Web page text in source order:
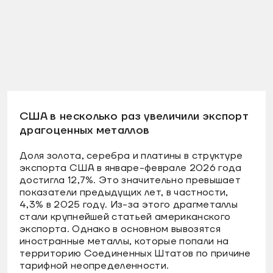
США в несколько раз увеличили экспорт
драгоценных металлов
Доля золота, серебра и платины в структуре
экспорта США в январе-феврале 2026 года
достигла 12,7%. Это значительно превышает
показатели предыдущих лет, в частности,
4,3% в 2025 году. Из-за этого драгметаллы
стали крупнейшей статьей американского
экспорта. Однако в основном вывозятся
иностранные металлы, которые попали на
территорию Соединенных Штатов по причине
тарифной неопределенности.